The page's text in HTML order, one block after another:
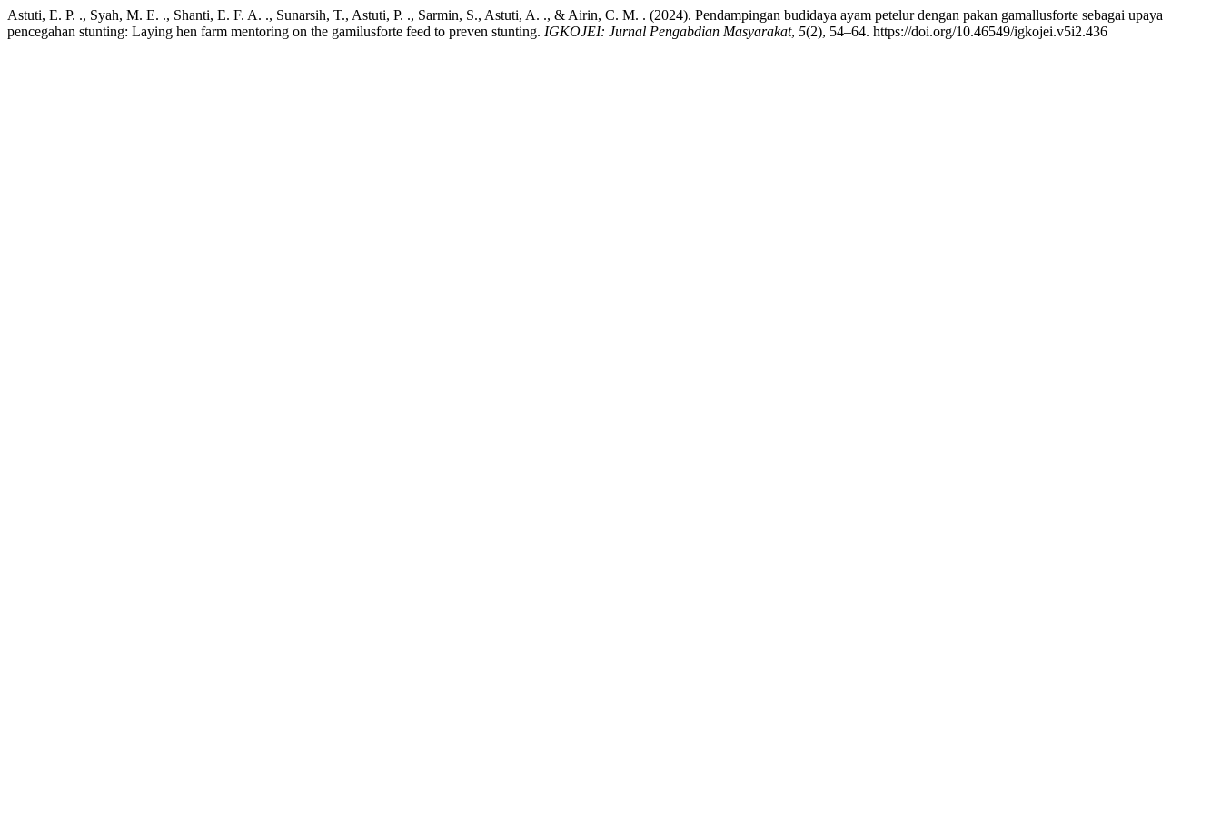
Astuti, E. P. ., Syah, M. E. ., Shanti, E. F. A. ., Sunarsih, T., Astuti, P. ., Sarmin, S., Astuti, A. ., & Airin, C. M. . (2024). Pendampingan budidaya ayam petelur dengan pakan gamallusforte sebagai upaya
pencegahan stunting: Laying hen farm mentoring on the gamilusforte feed to preven stunting. IGKOJEI: Jurnal Pengabdian Masyarakat, 5(2), 54–64. https://doi.org/10.46549/igkojei.v5i2.436